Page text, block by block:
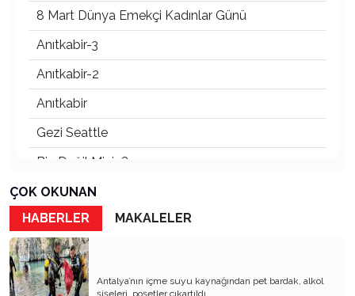
8 Mart Dünya Emekçi Kadınlar Günü
Anıtkabir-3
Anıtkabir-2
Anıtkabir
Gezi Seattle
Biz Değil Miyiz?
Atatürk’ün Dumlupınar Söylevi
GENCO ERKAL TİYATRONUN KOCA DEVİ,
YILMAZ DEVRİMCİSİ
ANNEMSİZLİĞİMİN GÜNÜ!
BİR SERGİ İKİ SANATÇI
ÇOK OKUNAN
HABERLER
MAKALELER
Antalya’nın içme suyu kaynağından pet bardak, alkol
şişeleri, poşetler çıkartıldı